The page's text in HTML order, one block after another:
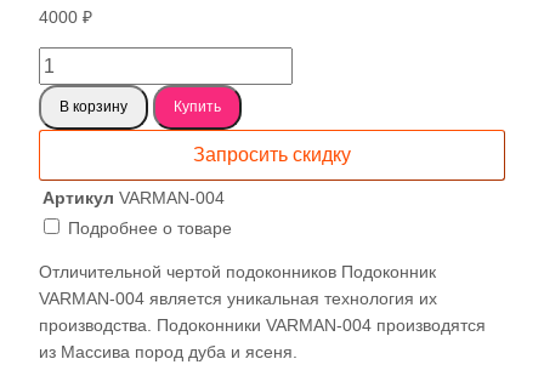
4000 ₽
Количество
товара
Подоконник
МДФ/
Шпон
Дуба
В корзину Купить
Запросить скидку
Артикул VARMAN-004
Подробнее о товаре
Отличительной чертой подоконников Подоконник
VARMAN-004 является уникальная технология их
производства. Подоконники VARMAN-004 производятся
из Массива пород дуба и ясеня.